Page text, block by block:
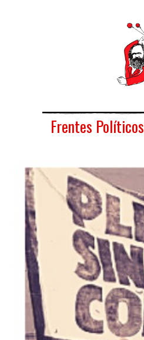
Frentes Políticos